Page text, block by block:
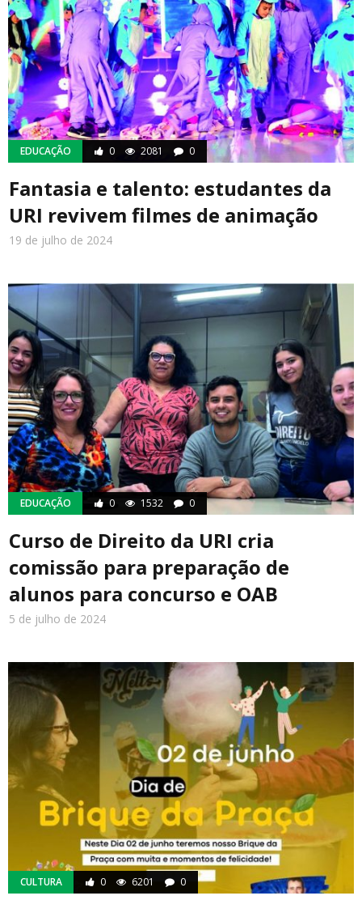
EDUCAÇÃO 0 2081 0
Fantasia e talento: estudantes da
URI revivem filmes de animação
19 de julho de 2024
EDUCAÇÃO 0 1532 0
Curso de Direito da URI cria
comissão para preparação de
alunos para concurso e OAB
5 de julho de 2024
CULTURA 0 6201 0